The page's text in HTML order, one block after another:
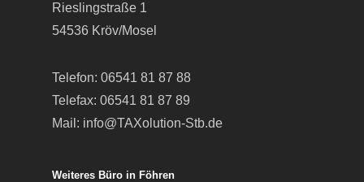
Rieslingstraße 1
54536 Kröv/Mosel
Telefon: 06541 81 87 88
Telefax: 06541 81 87 89
Mail: info@TAXolution-Stb.de
Weiteres Büro in Föhren